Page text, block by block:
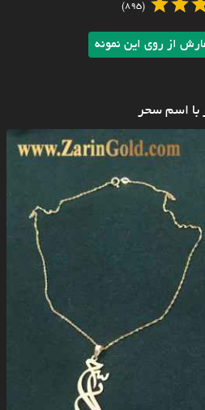
(895)
از روی این نمونه
با اسم سحر